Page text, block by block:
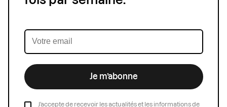
Je m’abonne
J’accepte de recevoir les actualités et les informations de